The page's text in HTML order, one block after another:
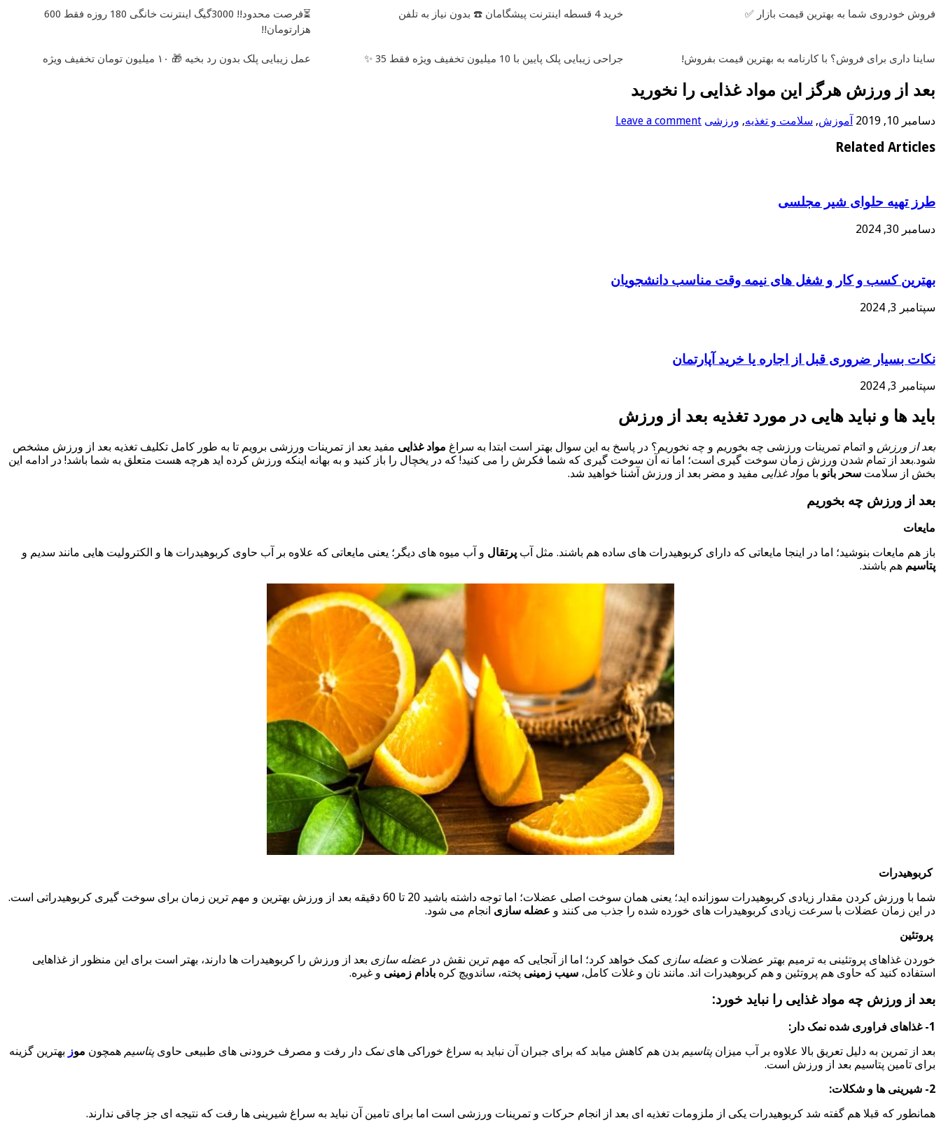
فروش خودروی شما به بهترین قیمت بازار ✅ خرید 4 قسطه اینترنت پیشگامان ☎️ بدون نیاز به تلفن
⏳فرصت محدود!! 3000گیگ اینترنت خانگی 180 روزه فقط 600
هزارتومان!!
ساینا داری برای فروش؟ با کارنامه به بهترین قیمت بفروش! جراحی زیبایی پلک پایین با 10 میلیون تخفیف ویژه فقط 35 ✨ عمل زیبایی پلک بدون رد بخیه 🎁 ۱۰ میلیون تومان تخفیف ویژه
بعد از ورزش هرگز این مواد غذایی را نخورید
دسامبر 10, 2019 آموزش, سلامت و تغذیه, ورزشی Leave a comment
Related Articles
طرز تهیه حلوای شیر مجلسی
دسامبر 30, 2024
بهترین کسب و کار و شغل های نیمه وقت مناسب دانشجویان
سپتامبر 3, 2024
نکات بسیار ضروری قبل از اجاره یا خرید آپارتمان
سپتامبر 3, 2024
باید ها و نباید هایی در مورد تغذیه بعد از ورزش
بعد از ورزش و اتمام تمرینات ورزشی چه بخوریم و چه نخوریم؟ در پاسخ به این سوال بهتر است ابتدا به سراغ مواد غذایی مفید بعد از تمرینات ورزشی برویم تا به طور کامل تکلیف تغذیه بعد از ورزش مشخص
شود.بعد از تمام شدن ورزش زمان سوخت گیری است؛ اما نه آن سوخت گیری که شما فکرش را می کنید! که در یخچال را باز کنید و به بهانه اینکه ورزش کرده اید هرچه هست متعلق به شما باشد! در ادامه این
بخش از سلامت سحر بانو با مواد غذایی مفید و مضر بعد از ورزش آشنا خواهید شد.
بعد از ورزش چه بخوریم
مایعات
باز هم مایعات بنوشید؛ اما در اینجا مایعاتی که دارای کربوهیدرات های ساده هم باشند. مثل آب پرتقال و آب میوه های دیگر؛ یعنی مایعاتی که علاوه بر آب حاوی کربوهیدرات ها و الکترولیت هایی مانند سدیم و
پتاسیم هم باشند.
کربوهیدرات
شما با ورزش کردن مقدار زیادی کربوهیدرات سوزانده اید؛ یعنی همان سوخت اصلی عضلات؛ اما توجه داشته باشید 20 تا 60 دقیقه بعد از ورزش بهترین و مهم ترین زمان برای سوخت گیری کربوهیدراتی است.
در این زمان عضلات با سرعت زیادی کربوهیدرات های خورده شده را جذب می کنند و عضله سازی انجام می شود.
پروتئین
خوردن غذاهای پروتئینی به ترمیم بهتر عضلات و عضله سازی کمک خواهد کرد؛ اما از آنجایی که مهم ترین نقش در عضله سازی بعد از ورزش را کربوهیدرات ها دارند، بهتر است برای این منظور از غذاهایی
استفاده کنید که حاوی هم پروتئین و هم کربوهیدرات اند. مانند نان و غلات کامل، سیب زمینی پخته، ساندویچ کره بادام زمینی و غیره.
بعد از ورزش چه مواد غذایی را نباید خورد:
1- غذاهای فراوری شده نمک دار:
بعد از تمرین به دلیل تعریق بالا علاوه بر آب میزانپتاسیم بدن هم کاهش میابد که برای جبران آن نباید به سراغ خوراکی هاینمک دار رفت و مصرف خرودنی های طبیعی حاویپتاسیم همچون موز بهترین گزینه
برای تامین پتاسیم بعد از ورزش است.
2- شیرینی ها و شکلات:
همانطور که قبلا هم گفته شد کربوهیدرات یکی از ملزومات تغذیه ای بعد از انجام حرکات و تمرینات ورزشی است اما برای تامین آن نباید به سراغ شیرینی ها رفت که نتیجه ای جز چاقی ندارند.